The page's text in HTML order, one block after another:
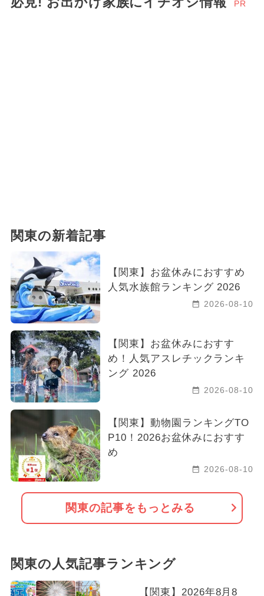
PR
関東の新着記事
【関東】お盆休みにおすすめ
人気水族館ランキング 2026
2026-08-10
【関東】お盆休みにおすす
め！人気アスレチックランキ
ング 2026
2026-08-10
【関東】動物園ランキングTO
P10！2026お盆休みにおすす
め
2026-08-10
関東の記事をもっとみる
関東の人気記事ランキング
【関東】2026年8月8